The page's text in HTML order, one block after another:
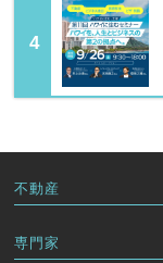
不動産
専門家